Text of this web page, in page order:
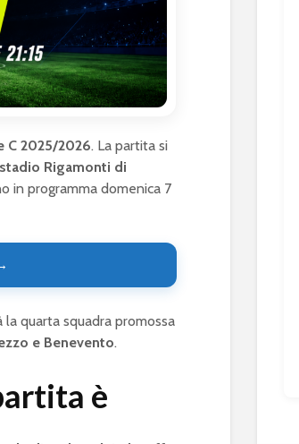
C 2025/2026. La partita si
stadio Rigamonti di
in programma domenica 7
quarta squadra promossa
e Benevento.
è